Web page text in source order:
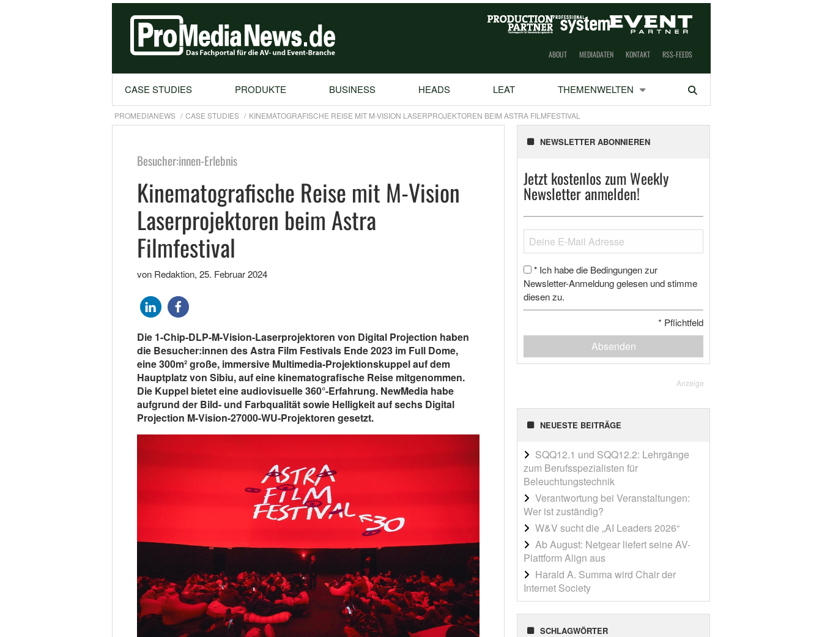
ABOUT MEDIADATEN KONTAKT RSS-FEEDS
CASE STUDIES PRODUKTE BUSINESS HEADS LEAT THEMENWELTEN Suchen
PROMEDIANEWS CASE STUDIES KINEMATOGRAFISCHE REISE MIT M-VISION LASERPROJEKTOREN BEIM ASTRA FILMFESTIVAL
Besucher:innen-Erlebnis
Kinematografische Reise mit M-Vision
Laserprojektoren beim Astra
Filmfestival
von Redaktion, 25. Februar 2024
Die 1-Chip-DLP-M-Vision-Laserprojektoren von Digital Projection haben
die Besucher:innen des Astra Film Festivals Ende 2023 im Full Dome,
eine 300m² große, immersive Multimedia-Projektionskuppel auf dem
Hauptplatz von Sibiu, auf eine kinematografische Reise mitgenommen.
Die Kuppel bietet eine audiovisuelle 360°-Erfahrung. NewMedia habe
aufgrund der Bild- und Farbqualität sowie Helligkeit auf sechs Digital
Projection M-Vision-27000-WU-Projektoren gesetzt.
NEWSLETTER ABONNIEREN
Jetzt kostenlos zum Weekly
Newsletter anmelden!
* Ich habe die Bedingungen zur
Newsletter-Anmeldung gelesen und stimme
diesen zu.
* Pflichtfeld
Absenden
Anzeige
NEUESTE BEITRÄGE
SQQ12.1 und SQQ12.2: Lehrgänge
zum Berufsspezialisten für
Beleuchtungstechnik
Verantwortung bei Veranstaltungen:
Wer ist zuständig?
W&V sucht die „AI Leaders 2026“
Ab August: Netgear liefert seine AV-
Plattform Align aus
Harald A. Summa wird Chair der
Internet Society
SCHLAGWÖRTER